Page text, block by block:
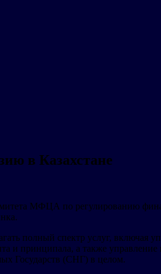
в Казахстане
МФЦА по регулированию
полный спектр услуг, включая
и принципала, а также
Государств (СНГ) в целом.